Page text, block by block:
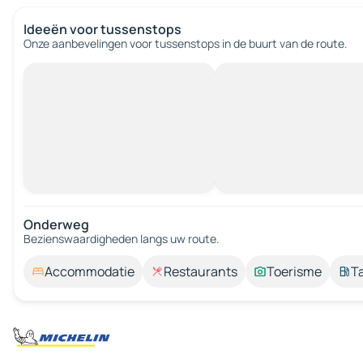
Ideeën voor tussenstops
Onze aanbevelingen voor tussenstops in de buurt van de route.
Onderweg
Bezienswaardigheden langs uw route.
Accommodatie Restaurants Toerisme